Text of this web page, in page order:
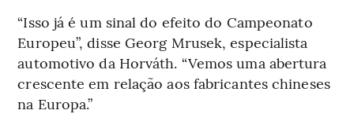
“Isso já é um sinal do efeito do Campeonato
Europeu”, disse Georg Mrusek, especialista
automotivo da Horváth. “Vemos uma abertura
crescente em relação aos fabricantes chineses
na Europa.”